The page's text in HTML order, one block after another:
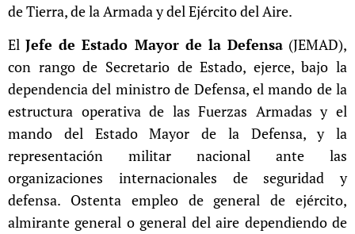
de Tierra, de la Armada y del Ejército del Aire.
ElJefe de Estado Mayor de la Defensa(JEMAD),
con rango de Secretario de Estado, ejerce, bajo la
dependencia del ministro de Defensa, el mando de la
estructura operativa de las Fuerzas Armadas y el
mando del Estado Mayor de la Defensa, y la
representación militar nacional ante las
organizaciones internacionales de seguridad y
defensa. Ostenta empleo de general de ejército,
almirante general o general del aire dependiendo de